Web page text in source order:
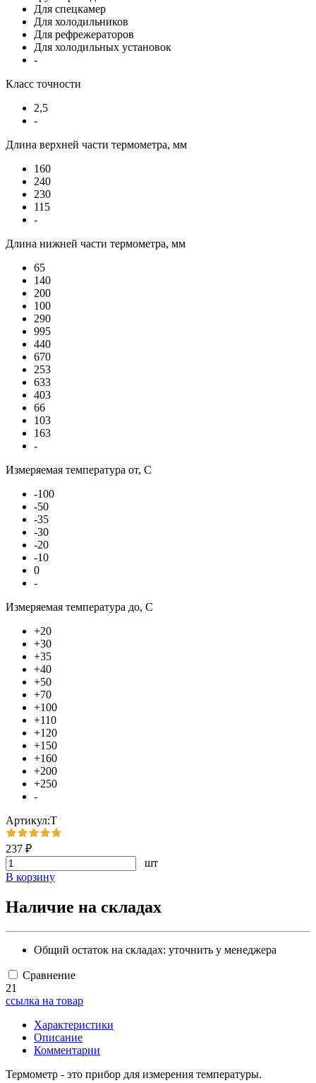
Для спецкамер
Для холодильников
Для рефрежераторов
Для холодильных установок
-
Класс точности
2,5
-
Длина верхней части термометра, мм
160
240
230
115
-
Длина нижней части термометра, мм
65
140
200
100
290
995
440
670
253
633
403
66
103
163
-
Измеряемая температура от, С
-100
-50
-35
-30
-20
-10
0
-
Измеряемая температура до, С
+20
+30
+35
+40
+50
+70
+100
+110
+120
+150
+160
+200
+250
-
Артикул:Т
237 ₽
шт
В корзину
Наличие на складах
Общий остаток на складах: уточнить у менеджера
Сравнение
21
ссылка на товар
Характеристики
Описание
Комментарии
Термометр - это прибор для измерения температуры.